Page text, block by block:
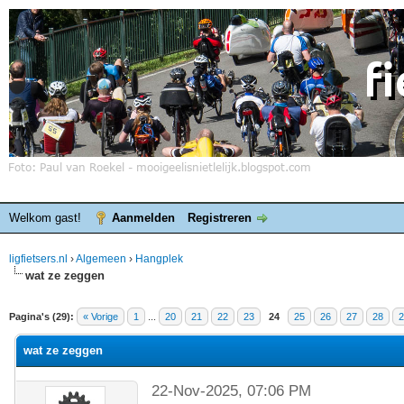
Welkom gast! Aanmelden Registreren
ligfietsers.nl ›Algemeen › Hangplek
wat ze zeggen
Pagina's (29): « Vorige 1 20 21 22 23 24 25 26 27 28
waardering is 0
wat ze zeggen
22-Nov-2025, 07:06 PM